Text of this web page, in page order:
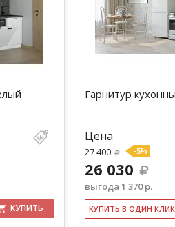
КУПИТЬ
Гарнитур
Цена
27 400 -5%
26 030
выгода 1 370 р.
КУ­ПИТЬ В ОДИН КЛИК